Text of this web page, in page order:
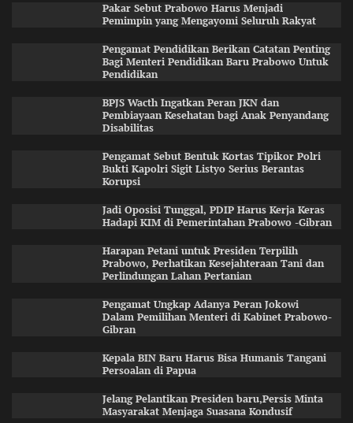
Pakar Sebut Prabowo Harus Menjadi
Pemimpin yang Mengayomi Seluruh Rakyat
Pengamat Pendidikan Berikan Catatan Penting
Bagi Menteri Pendidikan Baru Prabowo Untuk
Pendidikan
BPJS Wacth Ingatkan Peran JKN dan
Pembiayaan Kesehatan bagi Anak Penyandang
Disabilitas
Pengamat Sebut Bentuk Kortas Tipikor Polri
Bukti Kapolri Sigit Listyo Serius Berantas
Korupsi
Jadi Oposisi Tunggal, PDIP Harus Kerja Keras
Hadapi KIM di Pemerintahan Prabowo -Gibran
Harapan Petani untuk Presiden Terpilih
Prabowo, Perhatikan Kesejahteraan Tani dan
Perlindungan Lahan Pertanian
Pengamat Ungkap Adanya Peran Jokowi
Dalam Pemilihan Menteri di Kabinet Prabowo-
Gibran
Kepala BIN Baru Harus Bisa Humanis Tangani
Persoalan di Papua
Jelang Pelantikan Presiden baru,Persis Minta
Masyarakat Menjaga Suasana Kondusif